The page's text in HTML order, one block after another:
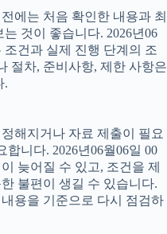
에는 처음 확인한 내용과 최
것이 좋습니다. 2026년06
조건과 실제 진행 단계의 조
절차, 준비사항, 제한 사항은
.
해지거나 자료 제출이 필요
니다. 2026년06월06일 00
늦어질 수 있고, 조건을 제
불편이 생길 수 있습니다.
용을 기준으로 다시 점검하